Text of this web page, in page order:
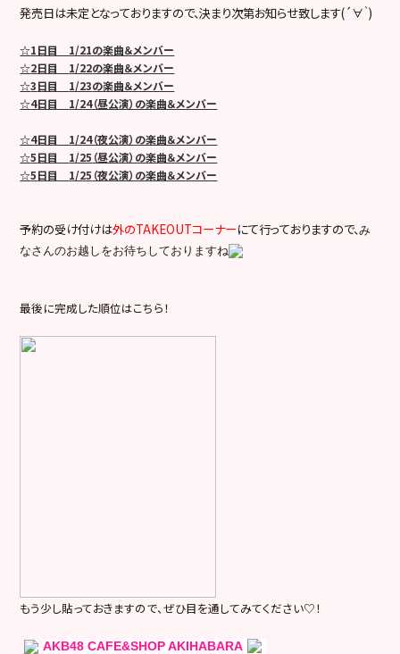
発売日は未定となっておりますので、決まり次第お知らせ致します(´∀｀)
☆1日目 1/21の楽曲＆メンバー
☆2日目 1/22の楽曲＆メンバー
☆3日目 1/23の楽曲＆メンバー
☆4日目 1/24（昼公演）の楽曲＆メンバー
☆4日目 1/24（夜公演）の楽曲＆メンバー
☆5日目 1/25 （昼公演）の楽曲＆メンバー
☆5日目 1/25 （夜公演）の楽曲＆メンバー
予約の受け付けは外のTAKEOUTコーナーにて行っておりますので、み
なさんのお越しをお待ちしておりますね
最後に完成した順位はこちら！
もう少し貼っておきますので、ぜひ目を通してみてください♡！
AKB48 CAFE&SHOP AKIHABARA